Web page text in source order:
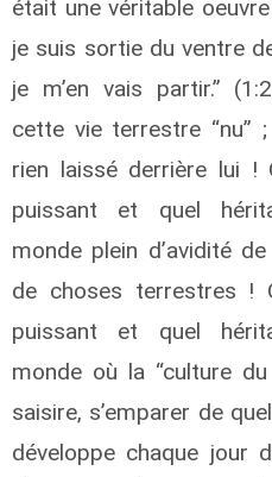
était une véritable
je suis sortie du ventre
je m’en vais partir.”
cette vie terrestre “nu”
rien laissé derrière lui !
puissant et quel
monde plein d’avidité
de choses terrestres !
puissant et quel
monde où la “culture
saisire, s’emparer de
développe chaque jour